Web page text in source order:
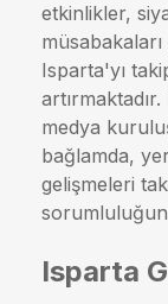
etkinlikler,
Isparta'yı
medya
bağlamda,
gelişmeleri
Isparta